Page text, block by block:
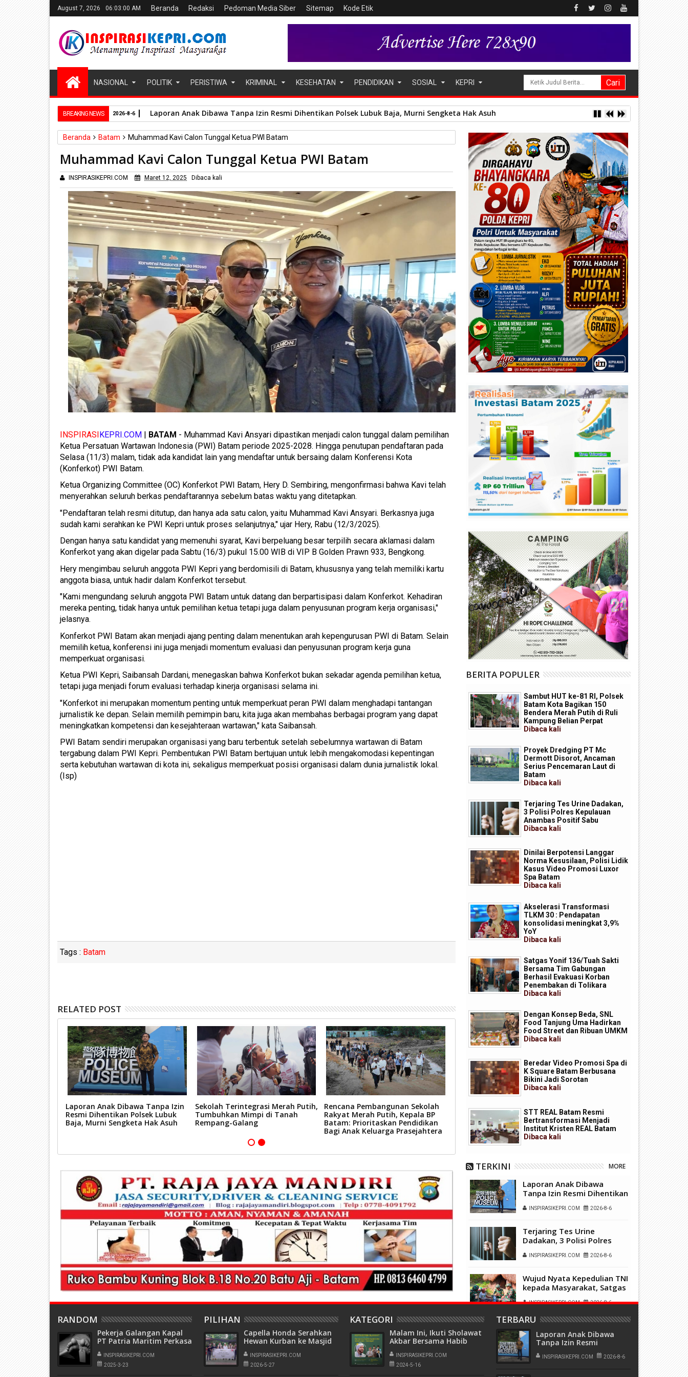
August 7, 2026 06:03:01 AM Beranda Redaksi Pedoman Media Siber Sitemap Kode Etik
NASIONAL POLITIK PERISTIWA KRIMINAL KESEHATAN PENDIDIKAN SOSIAL KEPRI
BREAKING NEWS Laporan Anak Dibawa Tanpa Izin Resmi Dihentikan Polsek Lubuk Baja, Murni Sengketa Hak Asuh
2026-8-6
Beranda Batam Muhammad Kavi Calon Tunggal Ketua PWI Batam
Muhammad Kavi Calon Tunggal Ketua PWI Batam
INSPIRASIKEPRI.COM Maret 12, 2025 Dibaca kali
INSPIRASIKEPRI.COM | BATAM - Muhammad Kavi Ansyari dipastikan menjadi calon tunggal dalam pemilihan
Ketua Persatuan Wartawan Indonesia (PWI) Batam periode 2025-2028. Hingga penutupan pendaftaran pada
Selasa (11/3) malam, tidak ada kandidat lain yang mendaftar untuk bersaing dalam Konferensi Kota
(Konferkot) PWI Batam.
Ketua Organizing Committee (OC) Konferkot PWI Batam, Hery D. Sembiring, mengonfirmasi bahwa Kavi telah
menyerahkan seluruh berkas pendaftarannya sebelum batas waktu yang ditetapkan.
"Pendaftaran telah resmi ditutup, dan hanya ada satu calon, yaitu Muhammad Kavi Ansyari. Berkasnya juga
sudah kami serahkan ke PWI Kepri untuk proses selanjutnya," ujar Hery, Rabu (12/3/2025).
Dengan hanya satu kandidat yang memenuhi syarat, Kavi berpeluang besar terpilih secara aklamasi dalam
Konferkot yang akan digelar pada Sabtu (16/3) pukul 15.00 WIB di VIP B Golden Prawn 933, Bengkong.
Hery mengimbau seluruh anggota PWI Kepri yang berdomisili di Batam, khususnya yang telah memiliki kartu
anggota biasa, untuk hadir dalam Konferkot tersebut.
"Kami mengundang seluruh anggota PWI Batam untuk datang dan berpartisipasi dalam Konferkot. Kehadiran
mereka penting, tidak hanya untuk pemilihan ketua tetapi juga dalam penyusunan program kerja organisasi,"
jelasnya.
Konferkot PWI Batam akan menjadi ajang penting dalam menentukan arah kepengurusan PWI di Batam. Selain
memilih ketua, konferensi ini juga menjadi momentum evaluasi dan penyusunan program kerja guna
memperkuat organisasi.
Ketua PWI Kepri, Saibansah Dardani, menegaskan bahwa Konferkot bukan sekadar agenda pemilihan ketua,
tetapi juga menjadi forum evaluasi terhadap kinerja organisasi selama ini.
"Konferkot ini merupakan momentum penting untuk memperkuat peran PWI dalam menghadapi tantangan
jurnalistik ke depan. Selain memilih pemimpin baru, kita juga akan membahas berbagai program yang dapat
meningkatkan kompetensi dan kesejahteraan wartawan," kata Saibansah.
PWI Batam sendiri merupakan organisasi yang baru terbentuk setelah sebelumnya wartawan di Batam
tergabung dalam PWI Kepri. Pembentukan PWI Batam bertujuan untuk lebih mengakomodasi kepentingan
serta kebutuhan wartawan di kota ini, sekaligus memperkuat posisi organisasi dalam dunia jurnalistik lokal.
(Isp)
Tags : Batam
RELATED POST
Laporan Anak Dibawa Tanpa Izin
Resmi Dihentikan Polsek Lubuk
Baja, Murni Sengketa Hak Asuh
Sekolah Terintegrasi Merah Putih,
Tumbuhkan Mimpi di Tanah
Rempang-Galang
Rencana Pembangunan Sekolah
Rakyat Merah Putih, Kepala BP
Batam: Prioritaskan Pendidikan
Bagi Anak Keluarga Prasejahtera
BP Batam Perkuat Transformasi
Digital melalui Pengembangan
Super Apps
Terbaik untuk Investasi di
Indonesia
BERITA POPULER
Sambut HUT ke-81 RI, Polsek
Batam Kota Bagikan 150
Bendera Merah Putih di Ruli
Kampung Belian Perpat
Dibaca kali
Proyek Dredging PT Mc
Dermott Disorot, Ancaman
Serius Pencemaran Laut di
Batam
Dibaca kali
Terjaring Tes Urine Dadakan,
3 Polisi Polres Kepulauan
Anambas Positif Sabu
Dibaca kali
Dinilai Berpotensi Langgar
Norma Kesusilaan, Polisi Lidik
Kasus Video Promosi Luxor
Spa Batam
Dibaca kali
Akselerasi Transformasi
TLKM 30 : Pendapatan
konsolidasi meningkat 3,9%
YoY
Dibaca kali
Satgas Yonif 136/Tuah Sakti
Bersama Tim Gabungan
Berhasil Evakuasi Korban
Penembakan di Tolikara
Dibaca kali
Dengan Konsep Beda, SNL
Food Tanjung Uma Hadirkan
Food Street dan Ribuan UMKM
Dibaca kali
Beredar Video Promosi Spa di
K Square Batam Berbusana
Bikini Jadi Sorotan
Dibaca kali
STT REAL Batam Resmi
Bertransformasi Menjadi
Institut Kristen REAL Batam
Dibaca kali
TERKINI MORE
Laporan Anak Dibawa
Tanpa Izin Resmi Dihentikan
Sengketa Hak Asuh
INSPIRASIKEPRI.COM 2026-8-6
Terjaring Tes Urine
Dadakan, 3 Polisi Polres
SabuINSPIRASIKEPRI.COM 2026-8-6
Wujud Nyata Kepedulian TNI
kepada Masyarakat, Satgas
Pengobatan Keliling di
Kampung Kalome
INSPIRASIKEPRI.COM 2026-8-6
Transformasi TelkomGroup
Mulai Tunjukkan Hasil,
InfraNexia Catat Kinerja
Positif Perkuat
Infrastruktur Digital
RANDOM
Pekerja Galangan Kapal
PT Patria Maritim Perkasa
Ditemukan Tewas, Polisi
Sebut Karena Sakit
INSPIRASIKEPRI.COM
2025-3-23
PILIHAN
Capella Honda Serahkan
Hewan Kurban ke Masjid
Al Multazam
Tanjungpinang
INSPIRASIKEPRI.COM
2026-5-27
KATEGORI
Malam Ini, Ikuti Sholawat
Akbar Bersama Habib
Syech di Masjid Sultan
Mahmud Riayat Syah
INSPIRASIKEPRI.COM
2024-5-16
TERBARU
Laporan Anak Dibawa
Tanpa Izin Resmi
Dihentikan Polsek Lubuk
Baja, Murni Sengketa Hak
INSPIRASIKEPRI.COM 2026-8-6